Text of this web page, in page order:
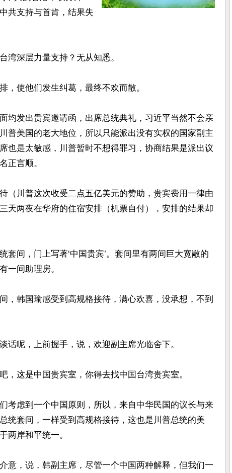
共支持与首肯，结果失
湾深层力量支持？无从知悉。
，使他们发生纠葛，最终不欢而散。
均发出贵宾邀请函，出席总统典礼，习近平当然不会亲
普美国的老大地位，所以只能派出没有实权的国家副主
也是太敏感，川普暂时不想得罪习，协商结果是派出议
正言顺。
（川普这次收受二点五亿美元的赞助，贵宾费用一律由
天两夜在华府的住宿安排（机票自付），安排的结果却
套间，门上写著‘中国贵宾’。套间里有两间巨大宽敞的
一间助理房。
，韩国瑜感受到高规格接待，满心欢喜，没承想，不到
话呢，上前握手，说，欢迎副主席光临舍下。
，这是中国贵宾室，你得去找中国台湾贵宾室。
考虑到一个中国原则，所以，来自中华民国的议长与来
统套间，一样受到高规格接待，这也是川普总统的美
两岸和平统一。
意，说，韩副主席，尽管一个中国两种解释，但我们一